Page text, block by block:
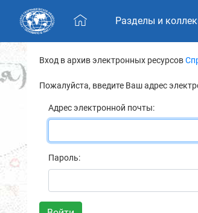
Skip navigation
Разделы и
Вход в архив электронных ресурсов
Пожалуйста, введите Ваш адрес
Адрес электронной почты:
Пароль: